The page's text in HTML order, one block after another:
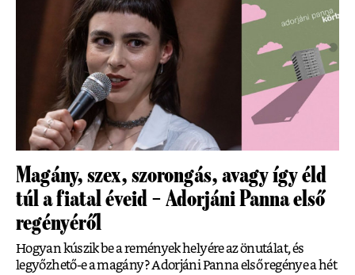
Magány, szex, szorongás, avagy így éld
túl a fiatal éveid – Adorjáni Panna első
regényéről
Hogyan kúszik be a remények helyére az önutálat, és
legyőzhető-e a magány? Adorjáni Panna első regénye a hét